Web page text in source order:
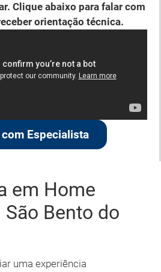
Clique abaixo para falar com
orientação técnica.
com Especialista
em Home
Bento do
uma experiência